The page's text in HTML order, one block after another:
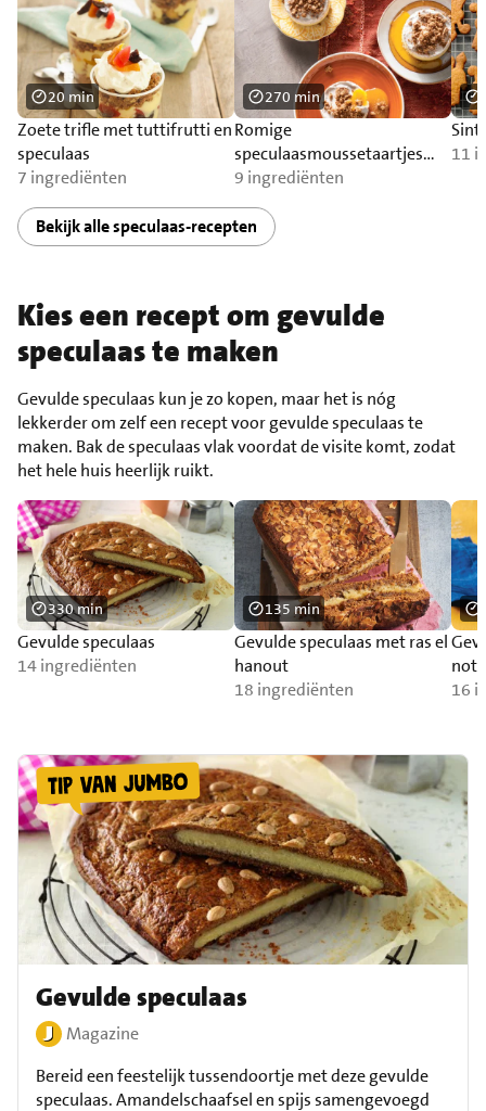
Zoete trifle met tuttifrutti en
speculaas
7 ingrediënten
20 min
Romige
speculaasmoussetaartjes
met mandarijnensaus
9 ingrediënten
270 min
Sint
11
Bekijk alle speculaas-recepten
Kies een recept om gevulde
speculaas te maken
Gevulde speculaas kun je zo kopen, maar het is nóg
lekkerder om zelf een recept voor gevulde speculaas te
maken. Bak de speculaas vlak voordat de visite komt, zodat
het hele huis heerlijk ruikt.
Gevulde speculaas
14 ingrediënten
330 min
Gevulde speculaas met ras el
hanout
18 ingrediënten
135 min
16
Gevulde speculaas
Magazine
Bereid een feestelijk tussendoortje met deze gevulde
speculaas. Amandelschaafsel en spijs samengevoegd